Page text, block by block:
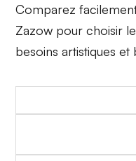
Comparez
Zazow pour choisir
besoins artistiques et